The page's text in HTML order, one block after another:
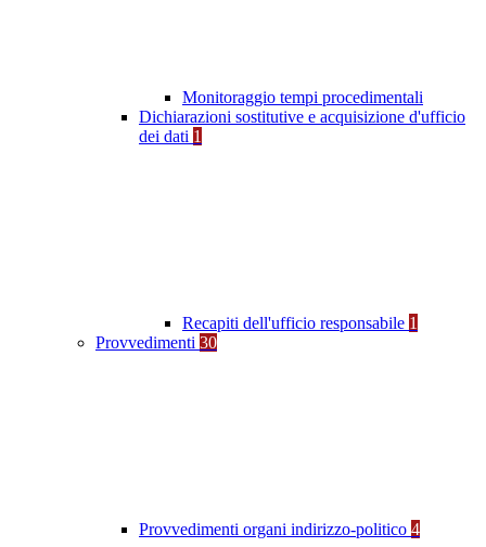
Monitoraggio tempi procedimentali
Dichiarazioni sostitutive e acquisizione d'ufficio
dei dati 1
Recapiti dell'ufficio responsabile 1
Provvedimenti 30
Provvedimenti organi indirizzo-politico 4